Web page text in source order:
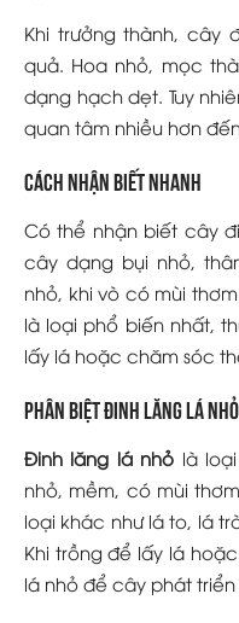
Khi trưởng thành, cây
quả. Hoa nhỏ, mọc
dạng hạch dẹt. Tuy
quan tâm nhiều hơn
Cách nhận biết nhanh
Có thể nhận biết cây
cây dạng bụi nhỏ,
nhỏ, khi vò có mùi thơm
là loại phổ biến nhất,
lấy lá hoặc chăm sóc
Phân biệt đinh lăng lá nhỏ
Đinh lăng lá nhỏ là
nhỏ, mềm, có mùi
loại khác như lá to, lá
Khi trồng để lấy lá
lá nhỏ để cây phát